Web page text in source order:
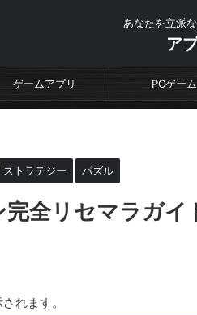
あなたを立派
ア
ゲームアプリ PCゲーム
ストラテジー パズル
全リセマラガイ
れます。